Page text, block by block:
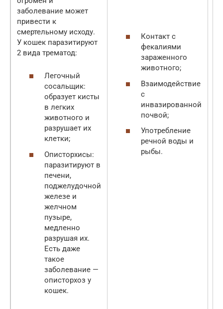
заболевание может
привести к
смертельному исходу.
У кошек паразитируют
2 вида трематод:
Легочный
сосальщик:
образует кисты
в легких
животного и
разрушает их
клетки;
Описторхисы:
паразитируют в
печени,
поджелудочной
железе и
желчном
пузыре,
медленно
разрушая их.
Есть даже
такое
заболевание —
описторхоз у
кошек.
Контакт с
фекалиями
зараженного
животного;
Взаимодействие
с
инвазированной
почвой;
Употребление
речной воды и
рыбы.